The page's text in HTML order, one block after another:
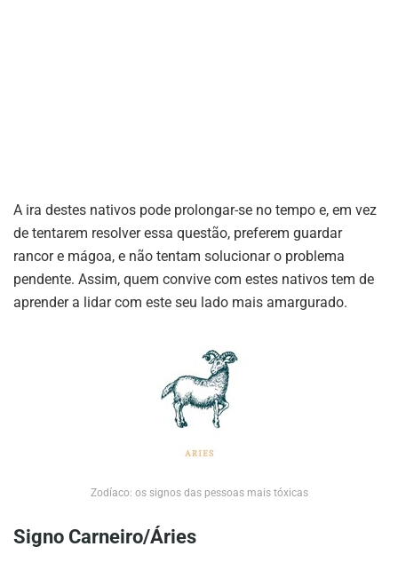
A ira destes nativos pode prolongar-se no tempo e, em vez
de tentarem resolver essa questão, preferem guardar
rancor e mágoa, e não tentam solucionar o problema
pendente. Assim, quem convive com estes nativos tem de
aprender a lidar com este seu lado mais amargurado.
Zodíaco: os signos das pessoas mais tóxicas
Signo Carneiro/Áries